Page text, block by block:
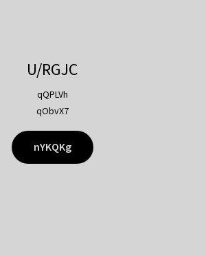
U/RGJC
qQPLVh
qObvX7
nYKQKg